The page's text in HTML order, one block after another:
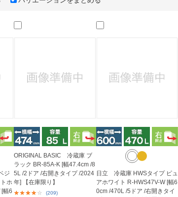
ジ
ホ
[幅6
ORIGINAL BASIC 冷蔵庫 ブ
ラック BR-85A-K [幅47.4cm /8
5L /2ドア /右開きタイプ /2024
年] 【在庫限り】
(209)
日立 冷蔵庫 HWSタイプ ピュ
アホワイト R-HWS47V-W [幅6
0cm /470L /5ドア /右開きタイ